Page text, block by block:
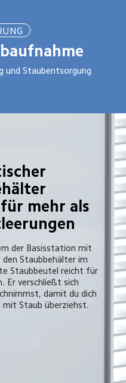
und Staubentsorgung
mehr als
der Basisstation mit
den Staubbehälter im
Staubbeutel reicht für
Er verschließt sich
damit du dich
mit Staub überziehst.